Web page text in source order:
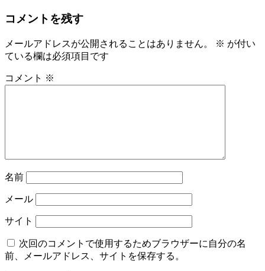
コメントを残す
メールアドレスが公開されることはありません。 ※ が付い
ている欄は必須項目です
コメント ※
名前
メール
サイト
次回のコメントで使用するためブラウザーに自分の名
前、メールアドレス、サイトを保存する。